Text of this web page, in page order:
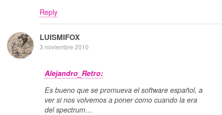
Reply
LUISMIFOX
3 noviembre 2010
Alejandro_Retro:
Es bueno que se promueva el software español, a
ver si nos volvemos a poner como cuando la era
del spectrum…